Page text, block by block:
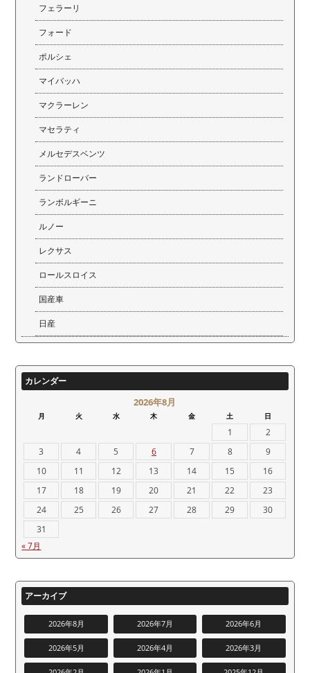
フェラーリ
フォード
ポルシェ
マイバッハ
マクラーレン
マセラティ
メルセデスベンツ
ランドローバー
ランボルギーニ
ルノー
レクサス
ロールスロイス
国産車
日産
カレンダー
2026年8月
月 火 水 木 金 土 日
1
2
3
4 5 6 7 8
9
10
11 12 13 14 15
16
17
18 19 20 21 22
23
24
25 26 27 28 29
30
31
« 7月
アーカイブ
2026年8月 2026年7月 2026年6月
2026年5月 2026年4月 2026年3月